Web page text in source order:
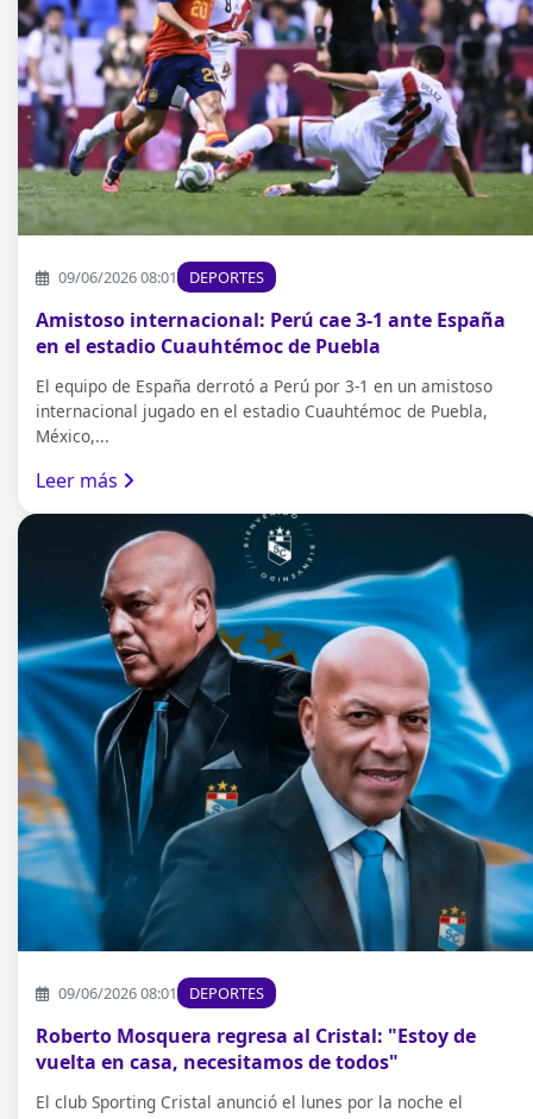
09/06/2026 08:01 DEPORTES
Amistoso internacional: Perú cae 3-1 ante España
en el estadio Cuauhtémoc de Puebla
El equipo de España derrotó a Perú por 3-1 en un amistoso
internacional jugado en el estadio Cuauhtémoc de Puebla,
México,...
Leer más
09/06/2026 08:01 DEPORTES
Roberto Mosquera regresa al Cristal: "Estoy de
vuelta en casa, necesitamos de todos"
El club Sporting Cristal anunció el lunes por la noche el